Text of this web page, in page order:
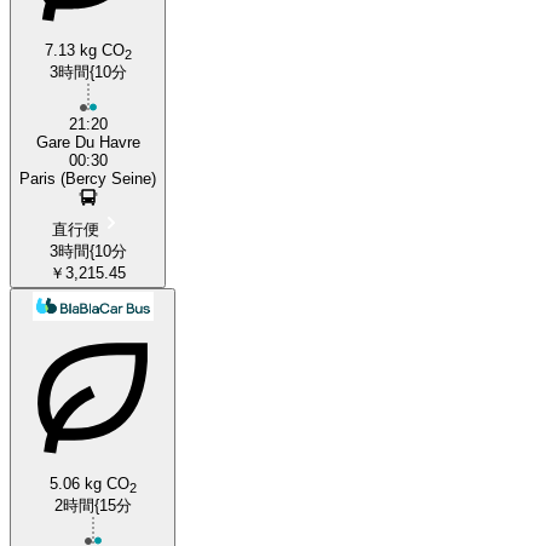
7.13 kg CO2
3時間{10分
21:20
Gare Du Havre
00:30
Paris (Bercy Seine)
直行便
3時間{10分
￥3,215.45
5.06 kg CO2
2時間{15分